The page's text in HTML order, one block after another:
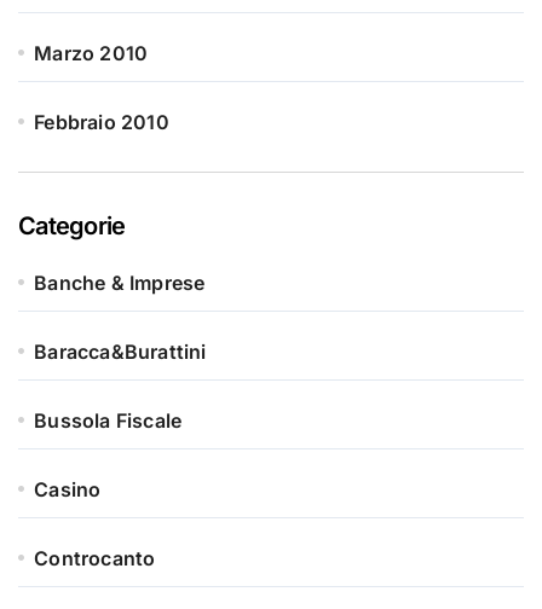
Marzo 2010
Febbraio 2010
Categorie
Banche & Imprese
Baracca&Burattini
Bussola Fiscale
Casino
Controcanto